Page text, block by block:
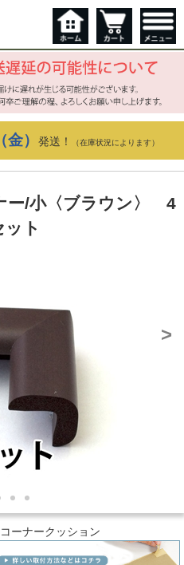
） 発送！ （在庫状況によります）
ー/小〈ブラウン〉 4
ット
>
ーナークッション